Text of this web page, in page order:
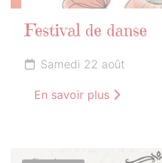
Festival de danse
Samedi 22 août
En savoir plus